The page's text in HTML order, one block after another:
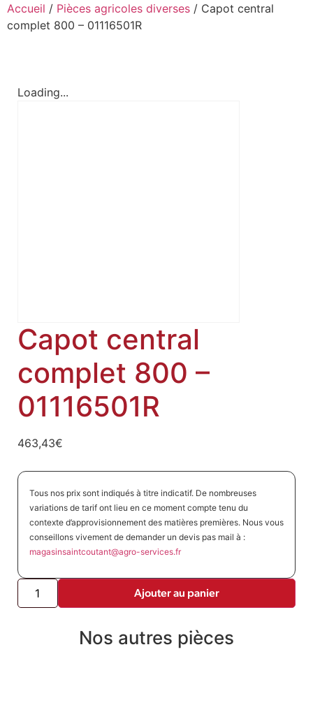
Accueil / Pièces agricoles diverses / Capot central
complet 800 – 01116501R
Loading...
Capot central
complet 800 –
01116501R
463,43€
Tous nos prix sont indiqués à titre indicatif. De nombreuses
variations de tarif ont lieu en ce moment compte tenu du
contexte d’approvisionnement des matières premières. Nous vous
conseillons vivement de demander un devis pas mail à :
magasinsaintcoutant@agro-services.fr
Ajouter au panier
Nos autres pièces